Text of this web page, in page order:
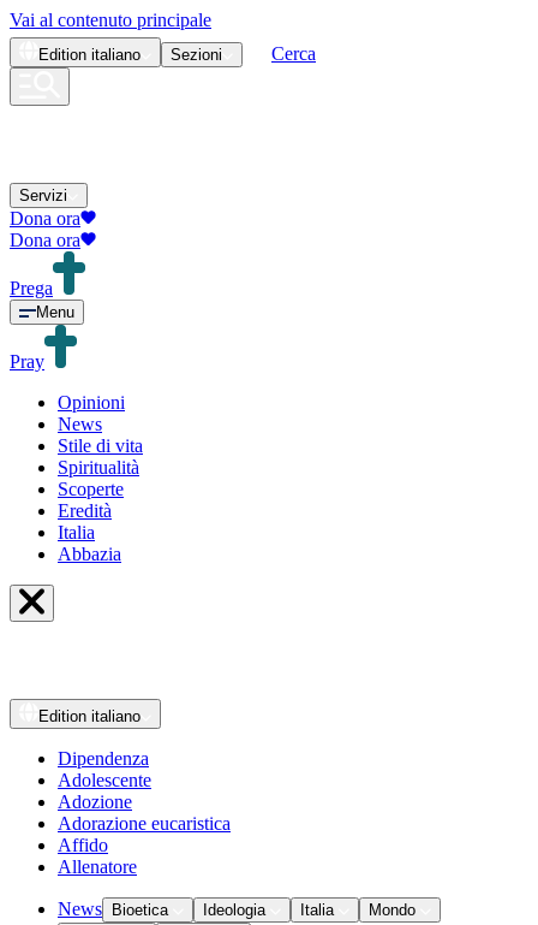
Vai al contenuto principale
Edition italiano Sezioni Cerca
Servizi
Dona ora
Dona ora
Prega
Menu
Pray
Opinioni
News
Stile di vita
Spiritualità
Scoperte
Eredità
Italia
Abbazia
Edition italiano
Dipendenza
Adolescente
Adozione
Adorazione eucaristica
Affido
Allenatore
News Bioetica Ideologia Italia
Mondo